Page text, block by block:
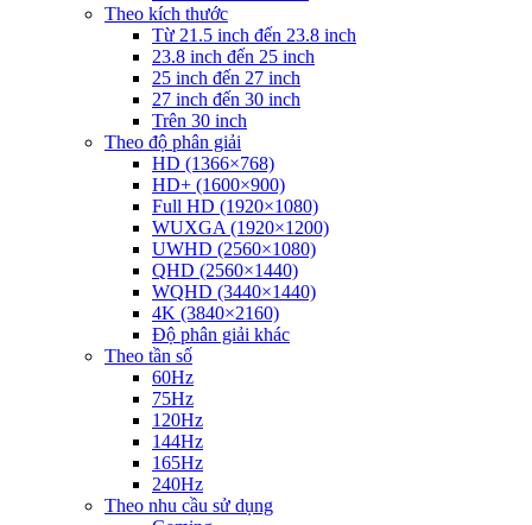
Theo kích thước
Từ 21.5 inch đến 23.8 inch
23.8 inch đến 25 inch
25 inch đến 27 inch
27 inch đến 30 inch
Trên 30 inch
Theo độ phân giải
HD (1366×768)
HD+ (1600×900)
Full HD (1920×1080)
WUXGA (1920×1200)
UWHD (2560×1080)
QHD (2560×1440)
WQHD (3440×1440)
4K (3840×2160)
Độ phân giải khác
Theo tần số
60Hz
75Hz
120Hz
144Hz
165Hz
240Hz
Theo nhu cầu sử dụng